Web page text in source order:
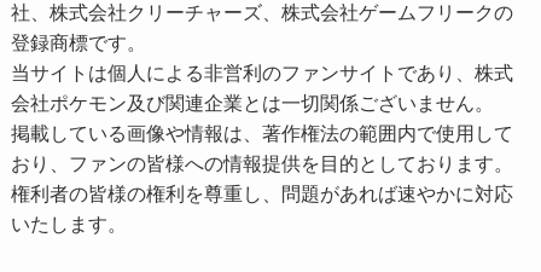
社、株式会社クリーチャーズ、株式会社ゲームフリークの
登録商標です。
当サイトは個人による非営利のファンサイトであり、株式
会社ポケモン及び関連企業とは一切関係ございません。
掲載している画像や情報は、著作権法の範囲内で使用して
おり、ファンの皆様への情報提供を目的としております。
権利者の皆様の権利を尊重し、問題があれば速やかに対応
いたします。